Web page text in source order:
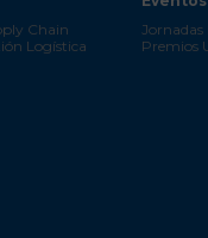
Chain
Logística
Jornadas
Premios